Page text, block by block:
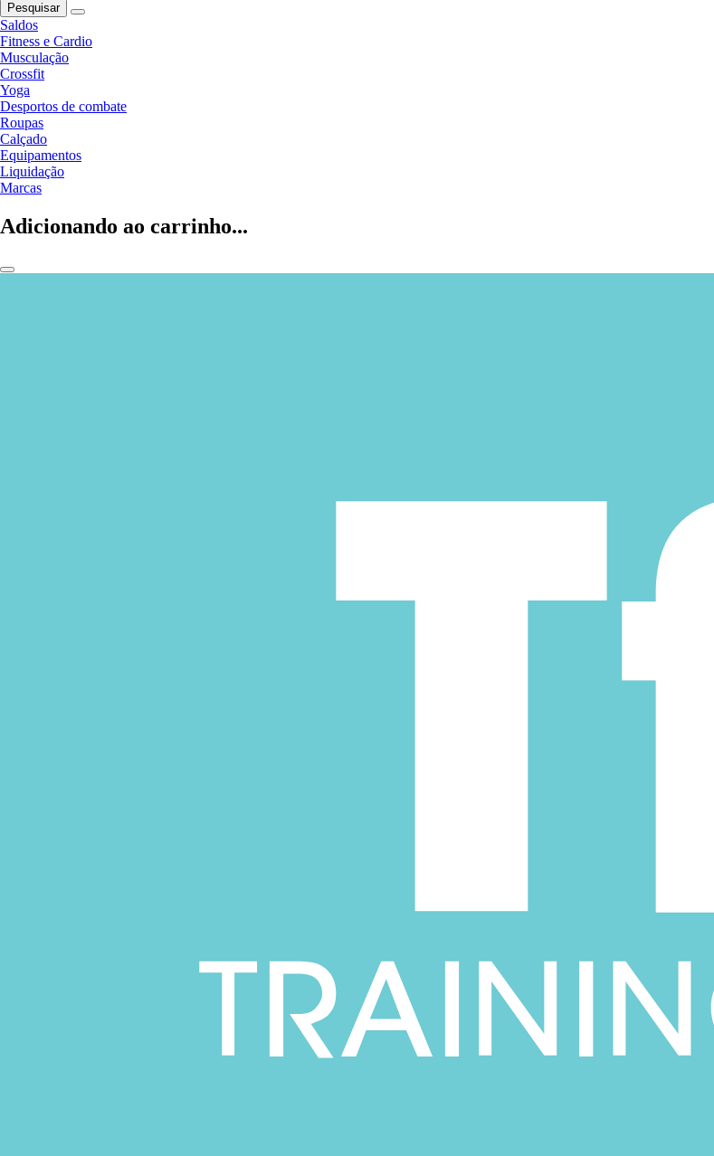
Pesquisar
Saldos
Fitness e Cardio
Musculação
Crossfit
Yoga
Desportos de combate
Roupas
Calçado
Equipamentos
Liquidação
Marcas
Adicionando ao carrinho...